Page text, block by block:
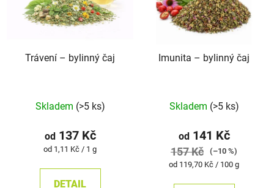
Trávení –⁠⁠⁠⁠⁠ bylinný čaj
hodnocení
produktu
je
z
Skladem (>5 ks)
od137 Kč
Měrná
od 1,11 Kč / 1 g
DETAIL
Imunita –⁠⁠⁠⁠⁠ bylinný čaj
hodnocení
produktu
5,0
Skladem (>5 ks)
od141 Kč
157 Kč
(–10 %)
Měrná
od 119,70 Kč / 100 g